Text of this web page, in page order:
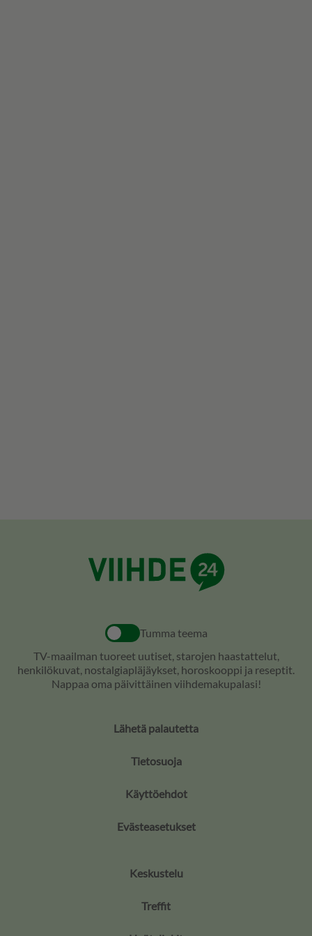
Tumma teema
TV-maailman tuoreet uutiset, starojen haastattelut,
henkilökuvat, nostalgiapläjäykset, horoskooppi ja reseptit.
Nappaa oma päivittäinen viihdemakupalasi!
Lähetä palautetta
Tietosuoja
Käyttöehdot
Evästeasetukset
Keskustelu
Treffit